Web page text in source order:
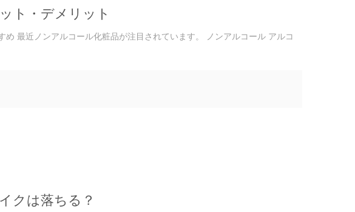
ト・デメリット
最近ノンアルコール化粧品が注目されています。 ノンアルコール アルコ
クは落ちる？